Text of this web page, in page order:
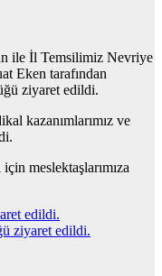
ile İl Temsilimiz Nevriye
Eken tarafından
ziyaret edildi.
kazanımlarımız ve
meslektaşlarımıza
edildi.
ziyaret edildi.